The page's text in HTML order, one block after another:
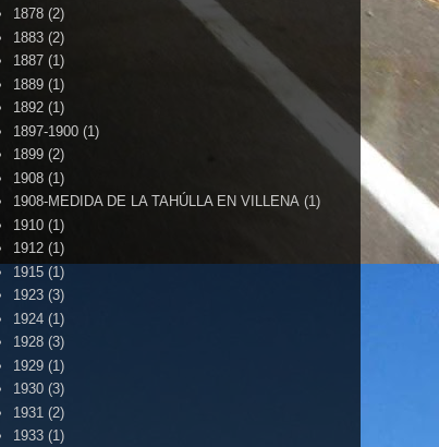
1878 (2)
1883 (2)
1887 (1)
1889 (1)
1892 (1)
1897-1900 (1)
1899 (2)
1908 (1)
1908-MEDIDA DE LA TAHÚLLA EN VILLENA (1)
1910 (1)
1912 (1)
1915 (1)
1923 (3)
1924 (1)
1928 (3)
1929 (1)
1930 (3)
1931 (2)
1933 (1)